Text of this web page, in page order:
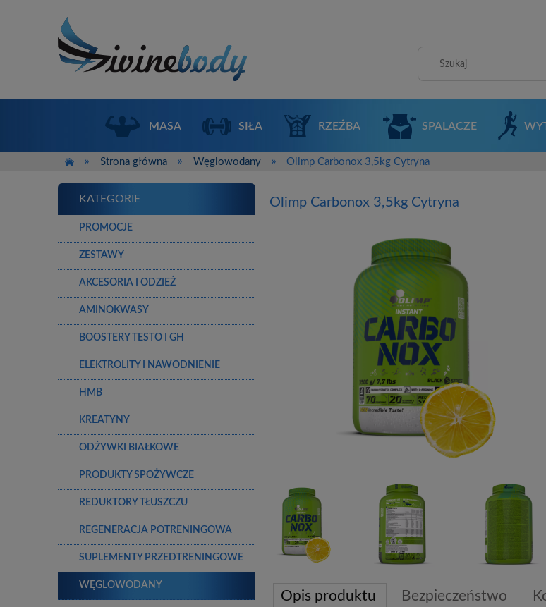
MASA SIŁA RZEŹBA SPALACZE
» Strona główna » Węglowodany » Olimp Carbonox 3,5kg Cytryna
KATEGORIE
PROMOCJE
ZESTAWY
AKCESORIA I ODZIEŻ
AMINOKWASY
BOOSTERY TESTO I GH
ELEKTROLITY I NAWODNIENIE
HMB
KREATYNY
ODŻYWKI BIAŁKOWE
PRODUKTY SPOŻYWCZE
REDUKTORY TŁUSZCZU
REGENERACJA POTRENINGOWA
SUPLEMENTY PRZEDTRENINGOWE
WĘGLOWODANY
Olimp Carbonox 3,5kg Cytryna
Opis produktu Bezpieczeństwo